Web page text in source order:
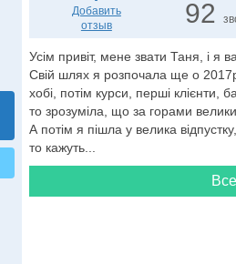
Добавить
отзыв
92
Усім привіт, мене звати Таня, і
Свій шлях я розпочала ще о
хобі, потім курси, перші клієнти,
то зрозуміла, що за горами
А потім я пішла у велика
то кажуть...